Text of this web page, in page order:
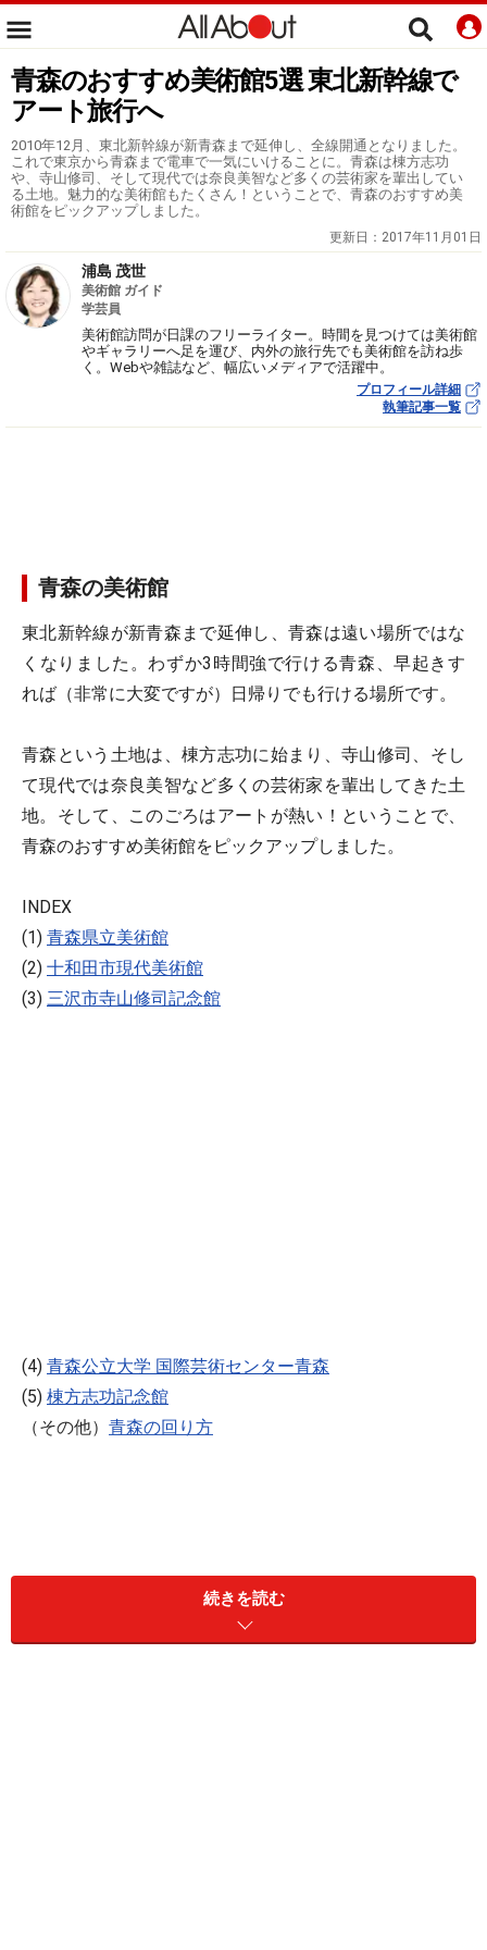
青森のおすすめ美術館5選 東北新幹線で
アート旅行へ
2010年12月、東北新幹線が新青森まで延伸し、全線開通となりました。
これで東京から青森まで電車で一気にいけることに。青森は棟方志功
や、寺山修司、そして現代では奈良美智など多くの芸術家を輩出してい
る土地。魅力的な美術館もたくさん！ということで、青森のおすすめ美
術館をピックアップしました。
更新日： 2017年11月01日
浦島 茂世
美術館 ガイド
学芸員
美術館訪問が日課のフリーライター。時間を見つけては美術館
やギャラリーへ足を運び、内外の旅行先でも美術館を訪ね歩
く。Webや雑誌など、幅広いメディアで活躍中。
プロフィール詳細
執筆記事一覧
青森の美術館
東北新幹線が新青森まで延伸し、青森は遠い場所ではな
くなりました。わずか3時間強で行ける青森、早起きす
れば（非常に大変ですが）日帰りでも行ける場所です。
青森という土地は、棟方志功に始まり、寺山修司、そし
て現代では奈良美智など多くの芸術家を輩出してきた土
地。そして、このごろはアートが熱い！ということで、
青森のおすすめ美術館をピックアップしました。
INDEX
(1) 青森県立美術館
(2) 十和田市現代美術館
(3) 三沢市寺山修司記念館
(4) 青森公立大学 国際芸術センター青森
(5) 棟方志功記念館
（その他） 青森の回り方
～青森ゆかりの作家たちの作品がそろう
続きを読む